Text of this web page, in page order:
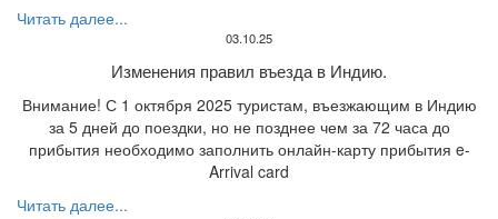
Читать далее...
03.10.25
Изменения правил въезда в Индию.
Внимание! С 1 октября 2025 туристам, въезжающим в Индию
за 5 дней до поездки, но не позднее чем за 72 часа до
прибытия необходимо заполнить онлайн-карту прибытия e-
Arrival card
Читать далее...